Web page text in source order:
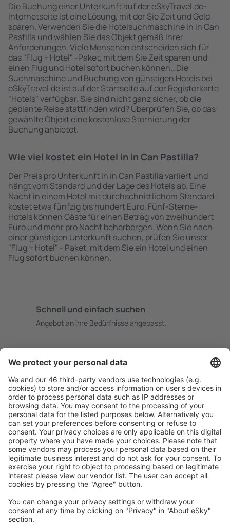
Die Buchung einer Unterkunft auf der eSkyTravel.de-
Internetseite ist eine Lösung, mit der Sie Zeit und Geld
sparen. Verwenden Sie die Hotelsuchmaschine in in Can
Pastilla und wählen Sie das Objekt gemäß Ihrer
Anforderungen. Viele Menschen entscheiden sich für
das "Flug + Hotel" -Paket, mit dem Sie Zeit sparen und
einen Flug und Hotel sofort buchen können.. Die
Suchmaschine und Buchung von günstigen Hotels bei
eSkyTravel.de ist auf der Startseite auf der Registerkarte
"Hotels" verfügbar. Sie sind nicht ganz sicher, ob die
geplante Reise stattfinden wird? Überprüfen Sie, ob das
gewählte Objekt eine kostenlose Stornierung der
Buchung anbietet.
Wie viel kostet ein Hotel in in Can Pastilla?
Der Preis pro Unterkunft in in Can Pastilla variiert und
hängt vom Standard und der Lage des Hotels ab. Eine
Nacht in einem Hotel mit durchschnittlichem Standard
kostet etwa fünfzig bis hundert Euro. Fünf-Sterne-
Hotels können Gäste für einen Betrag von zweihundert
Euro und mehr pro Nacht beherbergen. Wenn Sie nach
einer günstigen Unterkunft suchen, prüfen Sie unser
"Flug + Hotel" - Paket, mit dem Sie ein Hotel und einen
Flug sofort buchen können.
Schnell und einfach suchen
Angebot an Ihre Bedürfnisse angepasst.
Buchen ohne Sorgen mit einer kostenlosen
Stornierungsoption.
Mehr sparen
Attraktive Preise und Spezialangebote für eingeloggte
Benutzer.
Unterkünfte, die Sie mögen
Wählen Sie aus über 1,3 Millionen Unterkünften: Hotels,
Hütten, Apartments und andere.
Meist gesuchte Hotels von eSky-Nutzern